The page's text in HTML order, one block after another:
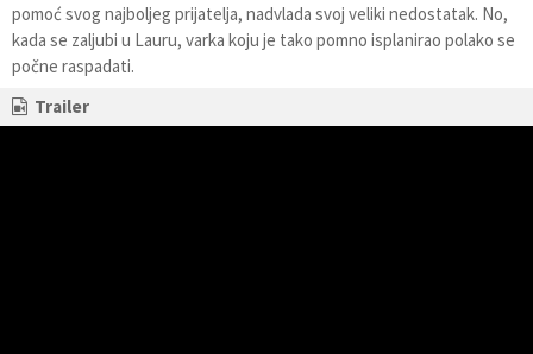
pomoć svog najboljeg prijatelja, nadvlada svoj veliki nedostatak. No,
kada se zaljubi u Lauru, varka koju je tako pomno isplanirao polako se
počne raspadati.
Trailer